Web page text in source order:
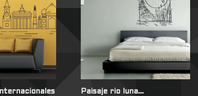
Paisaje rio luna…